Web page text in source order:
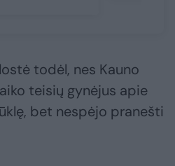
todėl, nes Kauno
teisių gynėjus apie
bet nespėjo pranešti